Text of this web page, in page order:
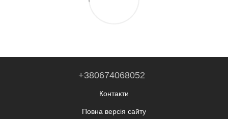
+380674068052
Контакти
Повна версія сайту